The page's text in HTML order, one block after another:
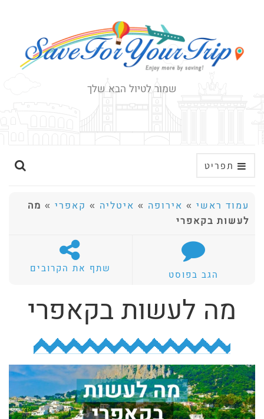
שמור לטיול הבא שלך
תפריט
ה
ח
פ
עמוד ראשי » אירופה » איטליה » קאפרי » מה
לעשות בקאפרי
הגב בפוסט שתף את הקרובים
מה לעשות בקאפרי